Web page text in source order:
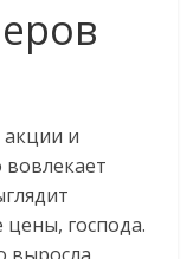
и
господа.